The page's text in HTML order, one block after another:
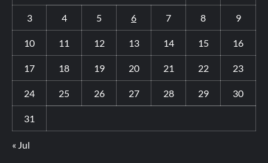
3 4 5 6 7 8 9
10 11 12 13 14 15 16
17 18 19 20 21 22 23
24 25 26 27 28 29 30
31
« Jul